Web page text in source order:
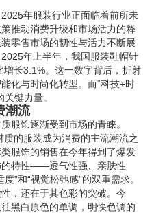
年服装行业正面临着前所未
推动消费升级和市场活力的释
零售市场的韧性与活力不断展
年上半年，我国服装鞋帽针
长3.1%。这一数字背后，折射
化与时尚化转型。而“科技+时
键力量。
潮流
服饰逐渐受到市场的青睐。
的服装成为消费的主流潮流之
服饰的销售在今年得到了爆发
的特性——透气性强、亲肤性
”和“视觉松弛感”的双重需求。
，还在于其色彩的突破。今
黑白原色的单调，明快色调的